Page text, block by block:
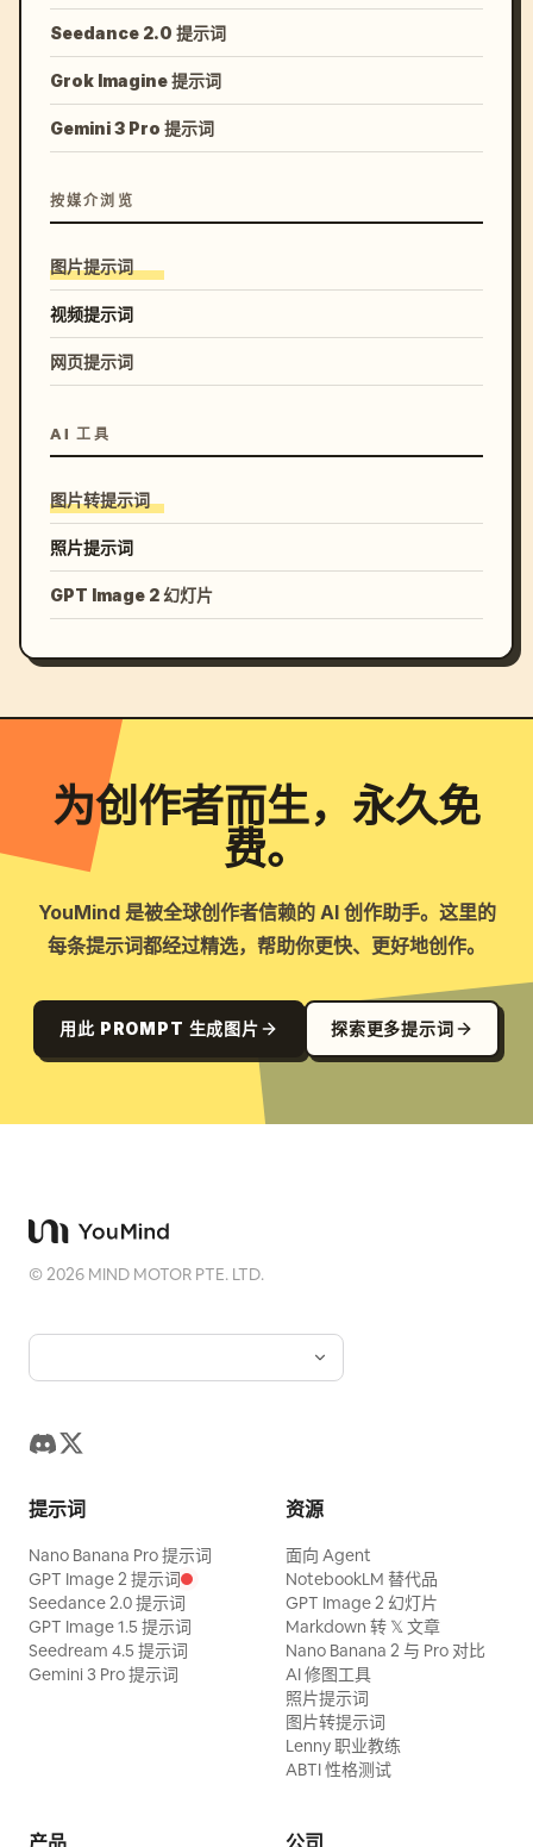
Seedance 2.0 提示词
Grok Imagine 提示词
Gemini 3 Pro 提示词
按媒介浏览
图片提示词
视频提示词
网页提示词
AI 工具
图片转提示词
照片提示词
GPT Image 2 幻灯片
为创作者而生，永久免
费。
YouMind 是被全球创作者信赖的 AI 创作助手。这里的
每条提示词都经过精选，帮助你更快、更好地创作。
用此 PROMPT 生成图片 探索更多提示词
©2026 MIND MOTOR PTE. LTD.
提示词
Nano Banana Pro 提示词
GPT Image 2 提示词
Seedance 2.0 提示词
GPT Image 1.5 提示词
Seedream 4.5 提示词
Gemini 3 Pro 提示词
资源
面向 Agent
NotebookLM 替代品
GPT Image 2 幻灯片
Markdown 转 𝕏 文章
Nano Banana 2 与 Pro 对比
AI 修图工具
照片提示词
图片转提示词
Lenny 职业教练
ABTI 性格测试